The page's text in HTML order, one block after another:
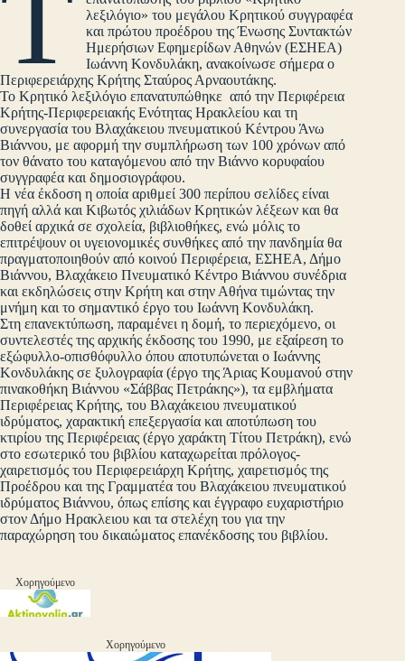
λεξιλόγιο» του μεγάλου Κρητικού συγγραφέα
και πρώτου προέδρου της Ένωσης Συντακτών
Ημερήσιων Εφημερίδων Αθηνών (ΕΣΗΕΑ)
Ιωάννη Κονδυλάκη, ανακοίνωσε σήμερα ο
Περιφερειάρχης Κρήτης Σταύρος Αρναουτάκης.
Το Κρητικό λεξιλόγιο επανατυπώθηκε από την Περιφέρεια
Κρήτης-Περιφερειακής Ενότητας Ηρακλείου και τη
συνεργασία του Βλαχάκειου πνευματικού Κέντρου Άνω
Βιάννου, με αφορμή την συμπλήρωση των 100 χρόνων από
τον θάνατο του καταγόμενου από την Βιάννο κορυφαίου
συγγραφέα και δημοσιογράφου.
Η νέα έκδοση η οποία αριθμεί 300 περίπου σελίδες είναι
πηγή αλλά και Κιβωτός χιλιάδων Κρητικών λέξεων και θα
δοθεί αρχικά σε σχολεία, βιβλιοθήκες, ενώ μόλις το
επιτρέψουν οι υγειονομικές συνθήκες από την πανδημία θα
πραγματοποιηθούν από κοινού Περιφέρεια, ΕΣΗΕΑ, Δήμο
Βιάννου, Βλαχάκειο Πνευματικό Κέντρο Βιάννου συνέδρια
και εκδηλώσεις στην Κρήτη και στην Αθήνα τιμώντας την
μνήμη και το σημαντικό έργο του Ιωάννη Κονδυλάκη.
Στη επανεκτύπωση, παραμένει η δομή, το περιεχόμενο, οι
συντελεστές της αρχικής έκδοσης του 1990, με εξαίρεση το
εξώφυλλο-οπισθόφυλλο όπου αποτυπώνεται ο Ιωάννης
Κονδυλάκης σε ξυλογραφία (έργο της Άριας Κουμανού στην
πινακοθήκη Βιάννου «Σάββας Πετράκης»), τα εμβλήματα
Περιφέρειας Κρήτης, του Βλαχάκειου πνευματικού
ιδρύματος, χαρακτική επεξεργασία και αποτύπωση του
κτιρίου της Περιφέρειας (έργο χαράκτη Τίτου Πετράκη), ενώ
στο εσωτερικό του βιβλίου καταχωρείται πρόλογος-
χαιρετισμός του Περιφερειάρχη Κρήτης, χαιρετισμός της
Προέδρου και της Γραμματέα του Βλαχάκειου πνευματικού
ιδρύματος Βιάννου, όπως επίσης και έγγραφο ευχαριστήριο
στον Δήμο Ηρακλειου και τα στελέχη του για την
παραχώρηση του δικαιώματος επανέκδοσης του βιβλίου.
Χορηγούμενο
Χορηγούμενο